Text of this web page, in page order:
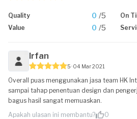
Quality 0 /5 On
Value 0 /5
Irfan
5 04 Mar 2021
Overall puas menggunakan jasa team HK
sampai tahap penentuan design dan
bagus hasil sangat memuaskan.
Apakah ulasan ini membantu?
0